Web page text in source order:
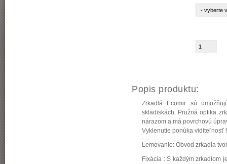
Popis produktu:
Zrkadlá Ecomir sú
skladiskách. Pružná optika
nárazom a má povrchovú
Vyklenutie ponúka viditeľnosť
Lemovanie: Obvod zrkadla
Fixácia : S každým zrkadlom